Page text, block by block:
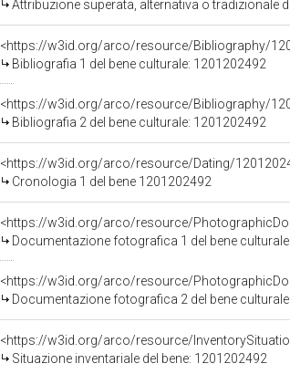
Attribuzione superata, alternativa o tradizionale
<https://w3id.org/arco/resource/Bibliography/
Bibliografia 1 del bene culturale: 1201202492
<https://w3id.org/arco/resource/Bibliography/
Bibliografia 2 del bene culturale: 1201202492
<https://w3id.org/arco/resource/Dating/
Cronologia 1 del bene 1201202492
<https://w3id.org/arco/resource/
Documentazione fotografica 1 del bene
<https://w3id.org/arco/resource/
Documentazione fotografica 2 del bene
<https://w3id.org/arco/resource/
Situazione inventariale del bene: 1201202492